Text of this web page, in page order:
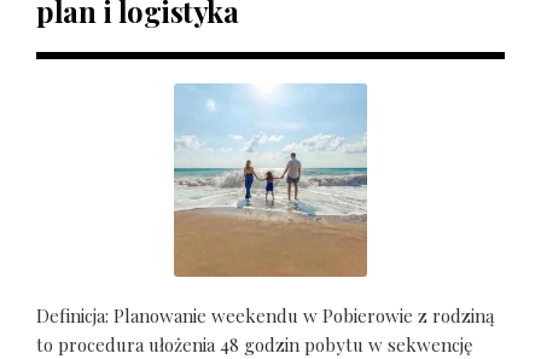
plan i logistyka
Definicja: Planowanie weekendu w Pobierowie z rodziną
to procedura ułożenia 48 godzin pobytu w sekwencję